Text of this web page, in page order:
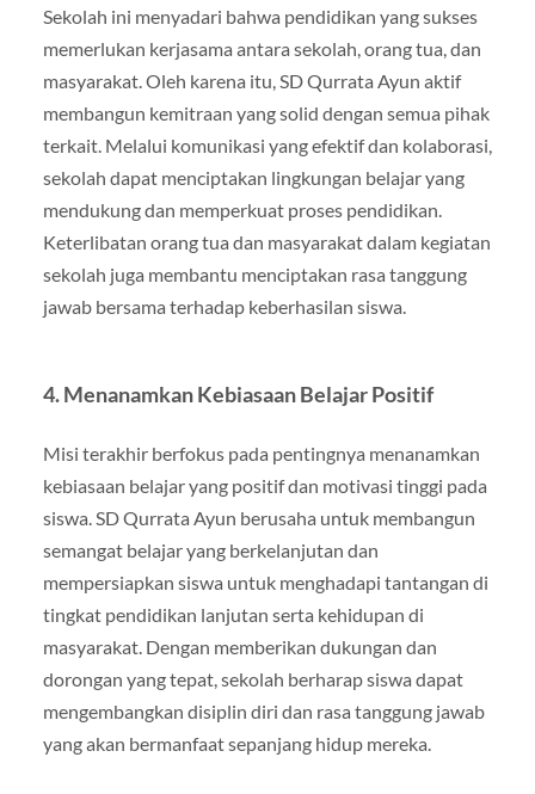
Sekolah ini menyadari bahwa pendidikan yang sukses
memerlukan kerjasama antara sekolah, orang tua, dan
masyarakat. Oleh karena itu, SD Qurrata Ayun aktif
membangun kemitraan yang solid dengan semua pihak
terkait. Melalui komunikasi yang efektif dan kolaborasi,
sekolah dapat menciptakan lingkungan belajar yang
mendukung dan memperkuat proses pendidikan.
Keterlibatan orang tua dan masyarakat dalam kegiatan
sekolah juga membantu menciptakan rasa tanggung
jawab bersama terhadap keberhasilan siswa.
4. Menanamkan Kebiasaan Belajar Positif
Misi terakhir berfokus pada pentingnya menanamkan
kebiasaan belajar yang positif dan motivasi tinggi pada
siswa. SD Qurrata Ayun berusaha untuk membangun
semangat belajar yang berkelanjutan dan
mempersiapkan siswa untuk menghadapi tantangan di
tingkat pendidikan lanjutan serta kehidupan di
masyarakat. Dengan memberikan dukungan dan
dorongan yang tepat, sekolah berharap siswa dapat
mengembangkan disiplin diri dan rasa tanggung jawab
yang akan bermanfaat sepanjang hidup mereka.